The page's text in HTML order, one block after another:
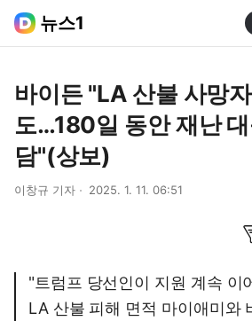
뉴스1
바이든 "LA 산불 사망
도…180일 동안 재난
담"(상보)
이창규 기자 2025. 1. 11. 06:51
"트럼프 당선인이 지원 계속 이
LA 산불 피해 면적 마이애미와